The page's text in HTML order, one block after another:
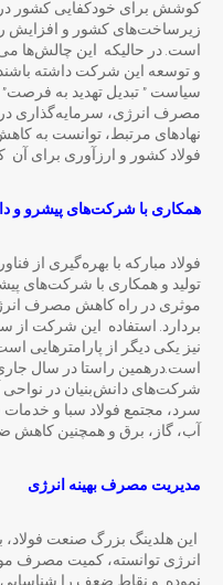
کوشش برای خودکفایی کشور در
زیرساخت‌های کشور و افزایش
است. در حالیکه این چالش‌ها
و توسعه این شرکت داشته
سیاست ” تبدیل تهدید به فرصت”
مصرف انرژی، سرمایه‌گذاری در
نهادهای مرتبط، توانست به
فولاد کشور و ارزآوری برای آن
همکاری با شرکتهای پیشرو و
فولاد مبارکه با بهره‌گیری از
تولید و همکاری با شرکت‌های
موثری در راه کاهش مصرف
بردارد. استفاده این شرکت از
نیز یکی دیگر از پارامترهایی
شرکت‌های دانش‌بنیان در نواحی
سرد، مجتمع فولاد سبا و
آب، گاز، برق و همچنین کاهش
مدیریت مصرف بهینه انرژی
این هلدینگ بزرگ صنعت
انرژی توانسته، کمیت مصرف